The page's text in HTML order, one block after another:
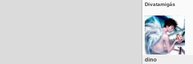
Divatamigás
dino